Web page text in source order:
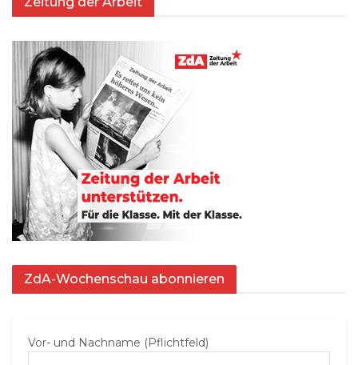
ZdA-Wochenschau abonnieren
Vor- und Nachname (Pflichtfeld)